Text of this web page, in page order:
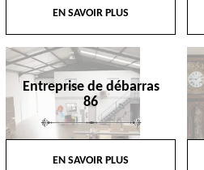
EN SAVOIR PLUS
Entreprise de débarras
86
EN SAVOIR PLUS